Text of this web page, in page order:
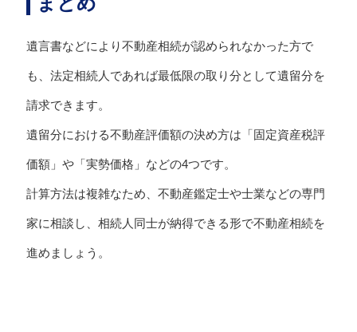
遺言書などにより不動産相続が認められなかった方で
も、法定相続人であれば最低限の取り分として遺留分を
請求できます。
遺留分における不動産評価額の決め方は「固定資産税評
価額」や「実勢価格」などの4つです。
計算方法は複雑なため、不動産鑑定士や士業などの専門
家に相談し、相続人同士が納得できる形で不動産相続を
進めましょう。